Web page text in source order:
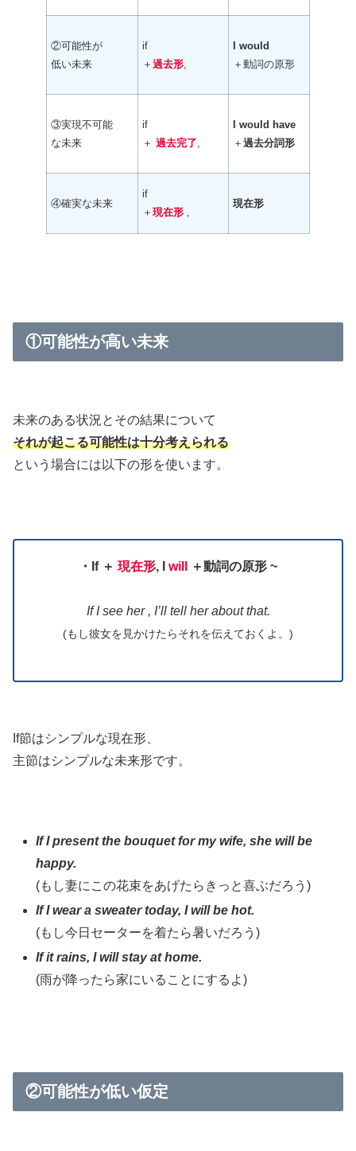
②可能性が
低い未来
if
＋ 過去形,
I would
＋動詞の原形
③実現不可能
な未来
if
＋ 過去完了,
I would have
＋ 過去分詞形
④確実な未来
if
＋ 現在形 ,
現在形
①可能性が高い未来
未来のある状況とその結果について
それが起こる可能性は十分考えられる
という場合には以下の形を使います。
・If ＋ 現在形, I will ＋動詞の原形 ~
If I see her , I’ll tell her about that.
(もし彼女を見かけたらそれを伝えておくよ。)
If節はシンプルな現在形、
主節はシンプルな未来形です。
If I present the bouquet for my wife, she will be
happy.
(もし妻にこの花束をあげたらきっと喜ぶだろう)
If I wear a sweater today, I will be hot.
(もし今日セーターを着たら暑いだろう)
If it rains, I will stay at home.
(雨が降ったら家にいることにするよ)
②可能性が低い仮定